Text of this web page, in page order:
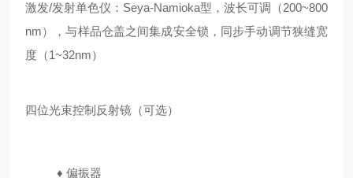
激发/发射单色仪：Seya-Namioka型，波长可调（200~800
nm），与样品仓盖之间集成安全锁，同步手动调节狭缝宽
度（1~32nm）
四位光束控制反射镜（可选）
♦ 偏振器